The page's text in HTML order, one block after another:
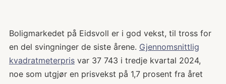
Boligmarkedet på Eidsvoll er i god vekst, til tross for
en del svingninger de siste årene. Gjennomsnittlig
kvadratmeterprisvar 37 743 i tredje kvartal 2024,
noe som utgjør en prisvekst på 1,7 prosent fra året